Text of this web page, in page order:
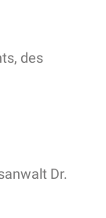
des
Dr.